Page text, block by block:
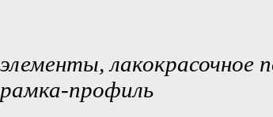
профиль